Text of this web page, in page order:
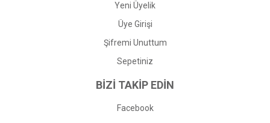
Yeni Üyelik
Üye Girişi
Şifremi Unuttum
Sepetiniz
BİZİ TAKİP EDİN
Facebook